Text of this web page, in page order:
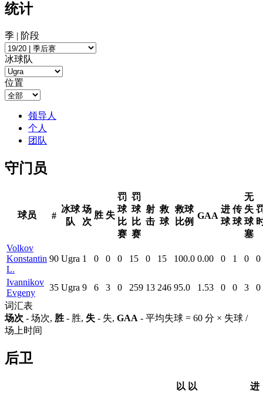
统计
季 | 阶段
冰球队
位置
领导人
个人
团队
守门员
球员 #
冰球
队
场
次
胜 失
罚
球
比
赛
罚
球
比
赛
射
击
救
球
救球
比例
GAA
进
球
传
球
无
失
球
塞
Volkov
Konstantin
L.
90 Ugra 1 0 0 0 15 0 15 100.0 0.00 0 1 0 0
Ivannikov
Evgeny
35 Ugra 9 6 3 0 259 13 246 95.0 1.53 0 0 3
0
词汇表
场次 - 场次, 胜 - 胜, 失 - 失, GAA - 平均失球 = 60 分 × 失球 /
场上时间
后卫
以 以
进